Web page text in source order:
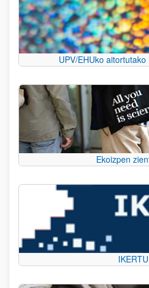
UPV/EHUko
Ekoizpen
IKERTU